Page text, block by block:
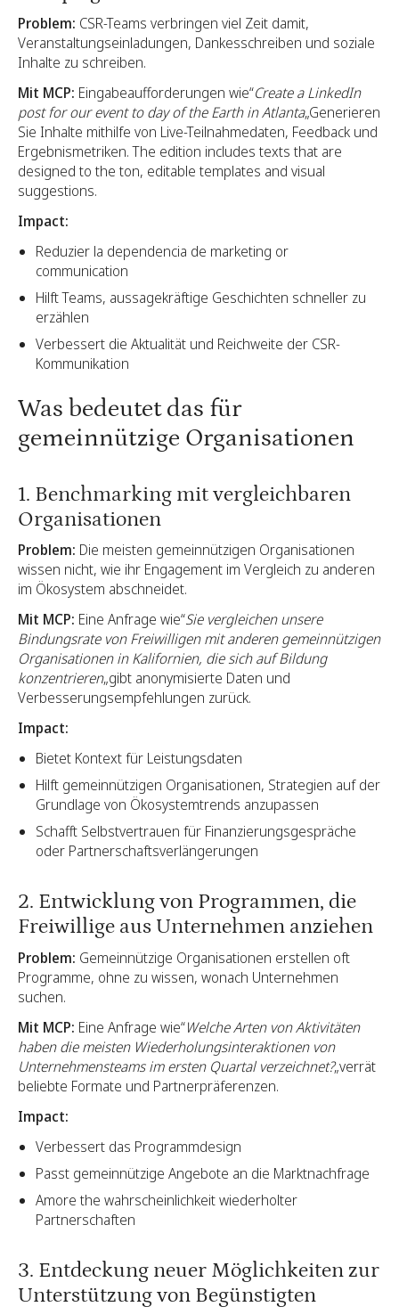
Problem: CSR-Teams verbringen viel Zeit damit,
Veranstaltungseinladungen, Dankesschreiben und soziale
Inhalte zu schreiben.
Mit MCP: Eingabeaufforderungen wie“Create a LinkedIn
post for our event to day of the Earth in Atlanta„Generieren
Sie Inhalte mithilfe von Live-Teilnahmedaten, Feedback und
Ergebnismetriken. The edition includes texts that are
designed to the ton, editable templates and visual
suggestions.
Impact:
Reduzier la dependencia de marketing or
communication
Hilft Teams, aussagekräftige Geschichten schneller zu
erzählen
Verbessert die Aktualität und Reichweite der CSR-
Kommunikation
Was bedeutet das für
gemeinnützige Organisationen
1. Benchmarking mit vergleichbaren
Organisationen
Problem: Die meisten gemeinnützigen Organisationen
wissen nicht, wie ihr Engagement im Vergleich zu anderen
im Ökosystem abschneidet.
Mit MCP: Eine Anfrage wie“Sie vergleichen unsere
Bindungsrate von Freiwilligen mit anderen gemeinnützigen
Organisationen in Kalifornien, die sich auf Bildung
konzentrieren„gibt anonymisierte Daten und
Verbesserungsempfehlungen zurück.
Impact:
Bietet Kontext für Leistungsdaten
Hilft gemeinnützigen Organisationen, Strategien auf der
Grundlage von Ökosystemtrends anzupassen
Schafft Selbstvertrauen für Finanzierungsgespräche
oder Partnerschaftsverlängerungen
2. Entwicklung von Programmen, die
Freiwillige aus Unternehmen anziehen
Problem: Gemeinnützige Organisationen erstellen oft
Programme, ohne zu wissen, wonach Unternehmen
suchen.
Mit MCP: Eine Anfrage wie“Welche Arten von Aktivitäten
haben die meisten Wiederholungsinteraktionen von
Unternehmensteams im ersten Quartal verzeichnet?„verrät
beliebte Formate und Partnerpräferenzen.
Impact:
Verbessert das Programmdesign
Passt gemeinnützige Angebote an die Marktnachfrage
Amore the wahrscheinlichkeit wiederholter
Partnerschaften
3. Entdeckung neuer Möglichkeiten zur
Unterstützung von Begünstigten